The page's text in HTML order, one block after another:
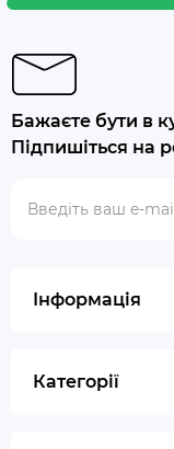
Бажаєте бути в
Підпишіться на
Інформація
Категорії